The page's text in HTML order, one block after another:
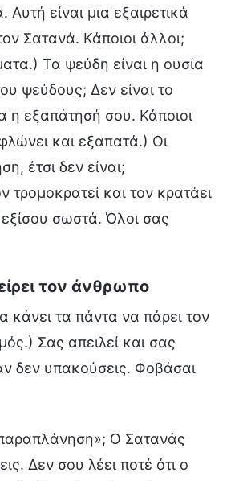
είναι μια εξαιρετικά
Σατανά. Κάποιοι άλλοι;
Τα ψεύδη είναι η ουσία
ψεύδους; Δεν είναι το
η εξαπάτησή σου. Κάποιοι
και εξαπατά.) Οι
έτσι δεν είναι;
τρομοκρατεί και τον κρατάει
εξίσου σωστά. Όλοι σας
τον άνθρωπο
κάνει τα πάντα να πάρει τον
Σας απειλεί και σας
δεν υπακούσεις. Φοβάσαι
Ο Σατανάς
Δεν σου λέει ποτέ ότι ο